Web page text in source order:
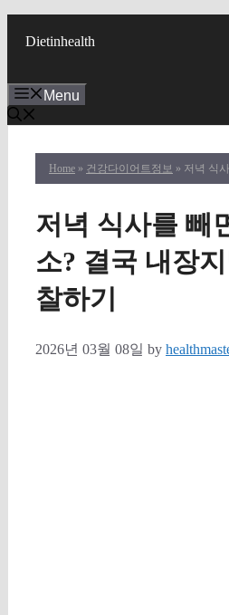
Dietinhealth
Menu
Home » 건강다이어트정보 » 저녁 식사를 빼
저녁 식사를 빼
소? 결국 내장
찰하기
2026년 03월 08일 by